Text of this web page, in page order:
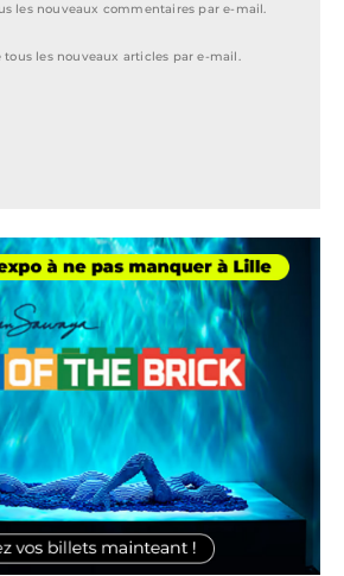
les nouveaux commentaires par e-mail.
tous les nouveaux articles par e-mail.